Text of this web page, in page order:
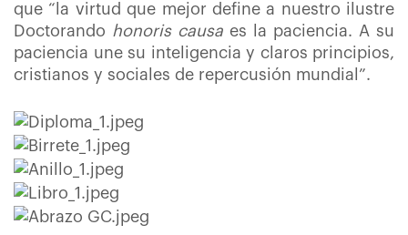
que “la virtud que mejor define a nuestro ilustre
Doctorando honoris causa es la paciencia. A su
paciencia une su inteligencia y claros principios,
cristianos y sociales de repercusión mundial”.